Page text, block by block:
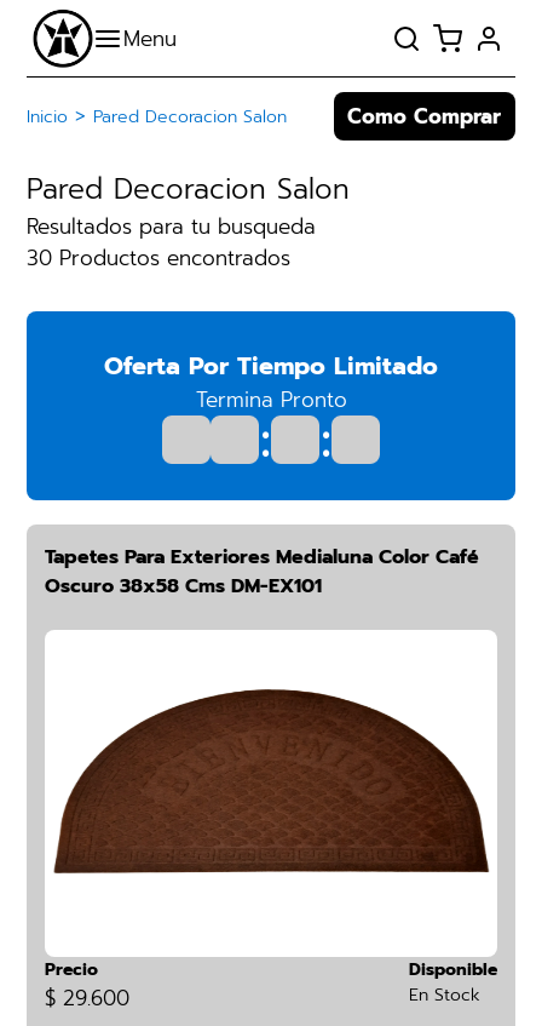
Inicio > Pared Decoracion Salon Como Comprar
Pared Decoracion Salon
Resultados para tu busqueda
30 Productos encontrados
Oferta Por Tiempo Limitado
Termina Pronto
: :
Tapetes Para Exteriores Medialuna Color Café
Oscuro 38x58 Cms DM-EX101
Precio
$ 29.600
Disponible
En Stock